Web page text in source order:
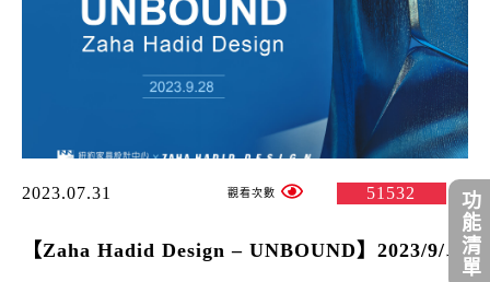
2023.07.31 51532
【Zaha Hadid Design – UNBOUND】2023/9/28 NW Art Festival 紐約藝術季-設計師之夜 -紐約家具設計中心功能清單